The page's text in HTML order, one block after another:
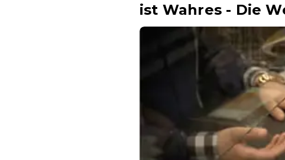
ist Wahres - Die